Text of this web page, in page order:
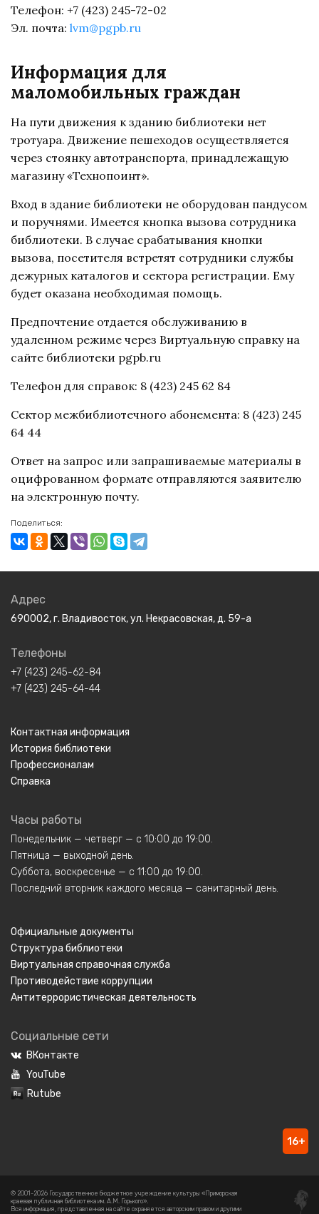
Телефон: +7 (423) 245-72-02
Эл. почта: lvm@pgpb.ru
Информация для
маломобильных граждан
На пути движения к зданию библиотеки нет
тротуара. Движение пешеходов осуществляется
через стоянку автотранспорта, принадлежащую
магазину «Технопоинт».
Вход в здание библиотеки не оборудован пандусом
и поручнями. Имеется кнопка вызова сотрудника
библиотеки. В случае срабатывания кнопки
вызова, посетителя встретят сотрудники службы
дежурных каталогов и сектора регистрации. Ему
будет оказана необходимая помощь.
Предпочтение отдается обслуживанию в
удаленном режиме через Виртуальную справку на
сайте библиотеки pgpb.ru
Телефон для справок: 8 (423) 245 62 84
Сектор межбиблиотечного абонемента: 8 (423) 245
64 44
Ответ на запрос или запрашиваемые материалы в
оцифрованном формате отправляются заявителю
на электронную почту.
Поделиться:
Адрес
690002, г. Владивосток, ул. Некрасовская, д. 59-а
Телефоны
+7 (423) 245-62-84
+7 (423) 245-64-44
Контактная информация
История библиотеки
Профессионалам
Справка
Часы работы
Понедельник — четверг — с 10:00 до 19:00.
Пятница — выходной день.
Суббота, воскресенье — с 11:00 до 19:00.
Последний вторник каждого месяца — санитарный день.
Официальные документы
Структура библиотеки
Виртуальная справочная служба
Противодействие коррупции
Антитеррористическая деятельность
Социальные сети
ВКонтакте
YouTube
Rutube
16+
© 2001-2026 Государственное бюджетное учреждение культуры «Приморская
краевая публичная библиотека им. А.М. Горького».
Вся информация, представленная на сайте охраняется авторским правом и другими